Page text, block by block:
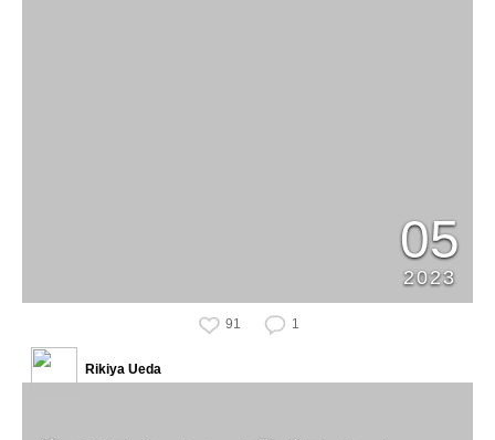
05
2023
91 1
Rikiya Ueda